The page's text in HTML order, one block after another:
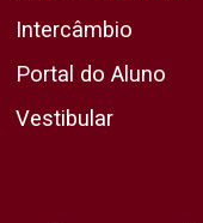
Intercâmbio
Portal do Aluno
Vestibular